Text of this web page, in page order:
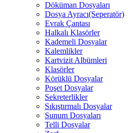
Döküman Dosyaları
Dosya Ayracı(Seperatör)
Evrak Çantası
Halkalı Klasörler
Kademeli Dosyalar
Kalemlikler
Kartvizit Albümleri
Klasörler
Körüklü Dosyalar
Poşet Dosyalar
Sekreterlikler
Sıkıştırmalı Dosyalar
Sunum Dosyaları
Telli Dosyalar